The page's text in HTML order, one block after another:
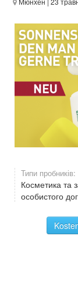
Типи пробників:
Косметика та
особистого